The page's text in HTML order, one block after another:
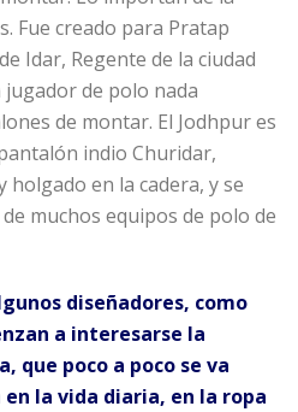
Fue creado para Pratap
Idar, Regente de la ciudad
de polo nada
de montar. El Jodhpur es
indio Churidar,
en la cadera, y se
muchos equipos de polo de
diseñadores, como
a interesarse la
que poco a poco se va
la vida diaria, en la ropa